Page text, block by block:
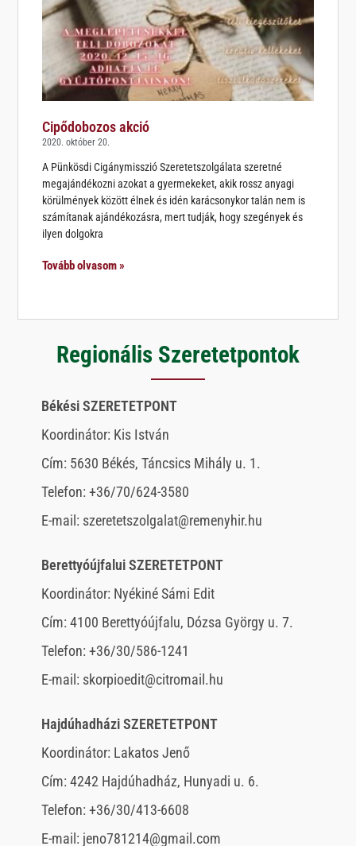
Cipődobozos akció
2020. október 20.
A Pünkösdi Cigánymisszió Szeretetszolgálata szeretné
megajándékozni azokat a gyermekeket, akik rossz anyagi
körülmények között élnek és idén karácsonykor talán nem is
számítanak ajándékozásra, mert tudják, hogy szegények és
ilyen dolgokra
Tovább olvasom »
Regionális Szeretetpontok
Békési SZERETETPONT
Koordinátor: Kis István
Cím: 5630 Békés, Táncsics Mihály u. 1.
Telefon: +36/70/624-3580
E-mail: szeretetszolgalat@remenyhir.hu
Berettyóújfalui SZERETETPONT
Koordinátor: Nyékiné Sámi Edit
Cím: 4100 Berettyóújfalu, Dózsa György u. 7.
Telefon: +36/30/586-1241
E-mail: skorpioedit@citromail.hu
Hajdúhadházi SZERETETPONT
Koordinátor: Lakatos Jenő
Cím: 4242 Hajdúhadház, Hunyadi u. 6.
Telefon: +36/30/413-6608
E-mail: jeno781214@gmail.com